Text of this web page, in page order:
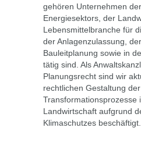
gehören Unternehmen
Energiesektors, der
Lebensmittelbranche für
der Anlagenzulassung,
Bauleitplanung sowie in
tätig sind. Als
Planungsrecht sind wir
rechtlichen Gestaltung der
Transformationsprozesse
Landwirtschaft aufgrund
Klimaschutzes beschäftigt.